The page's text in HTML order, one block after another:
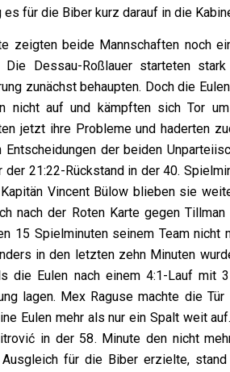
für die Biber kurz darauf in die
zeigten beide Mannschaften noch
Die Dessau-Roßlauer starteten stark
zunächst behaupten. Doch die
nicht auf und kämpften sich Tor
jetzt ihre Probleme und haderten
der beiden
der 21:22-Rückstand in der 40.
Vincent Bülow blieben sie
nach der Roten Karte gegen Tillman
15 Spielminuten seinem Team nicht
in den letzten zehn Minuten
die Eulen nach einem 4:1-Lauf mit
lagen. Mex Raguse machte die Tür
Eulen mehr als nur ein Spalt weit
in der 58. Minute den nicht
Ausgleich für die Biber erzielte,